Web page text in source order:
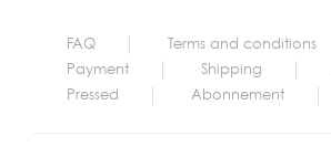
FAQ
Terms and conditions
Payment
Shipping
Pressed
Abonnement